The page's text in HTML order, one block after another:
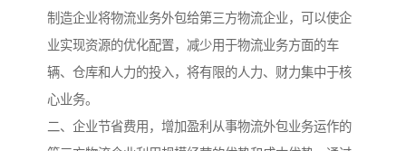
制造企业将物流业务外包给第三方物流企业，可以使企
业实现资源的优化配置，减少用于物流业务方面的车
辆、仓库和人力的投入，将有限的人力、财力集中于核
心业务。
二、企业节省费用，增加盈利从事物流外包业务运作的